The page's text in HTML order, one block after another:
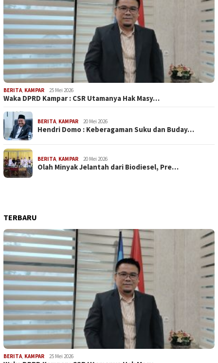
BERITA, KAMPAR 25 Mei 2026
Waka DPRD Kampar : CSR Utamanya Hak Masy…
BERITA, KAMPAR 20 Mei 2026
Hendri Domo : Keberagaman Suku dan Buday…
BERITA, KAMPAR 20 Mei 2026
Olah Minyak Jelantah dari Biodiesel, Pre…
TERBARU
BERITA, KAMPAR 25 Mei 2026